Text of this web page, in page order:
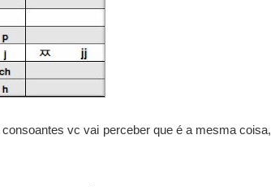
vc vai perceber que é a mesma coisa,